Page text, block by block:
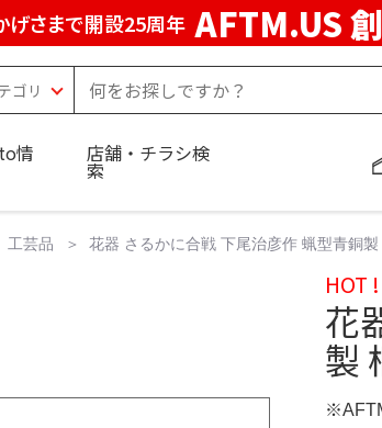
げさまで開設25周年 AFTM.US
情 店舗・チラシ検
索
工芸品 花器 さるかに合戦 下尾治彦作 蝋型青銅
HOT !
花
製